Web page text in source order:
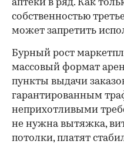
аптеки в ряд. Как
собственностью
может запретить
Бурный рост
массовый формат
пункты выдачи
гарантированным
неприхотливыми
не нужна вытяжка,
потолки, платят